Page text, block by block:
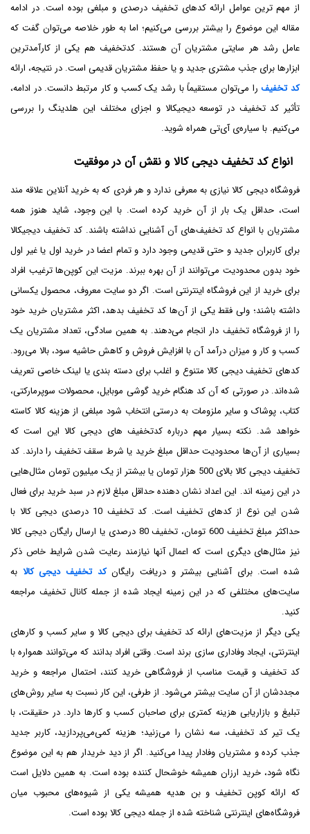
از مهم ترین عوامل ارائه کدهای تخفیف درصدی و مبلغی بوده است. در ادامه
مقاله این موضوع را بیشتر بررسی می‌کنیم؛ اما به طور خلاصه می‌توان گفت که
عامل رشد هر سایتی مشتریان آن هستند. کدتخفیف هم یکی از کارآمدترین
ابزارها برای جذب مشتری جدید و یا حفظ مشتریان قدیمی است. در نتیجه، ارائه
کد تخفیفرا می‌توان مستقیماً با رشد یک کسب و کار مرتبط دانست. در ادامه،
تأثیر کد تخفیف در توسعه دیجیکالا و اجزای مختلف این هلدینگ را بررسی
می‌کنیم. با سیاره‌ی آی‌تی همراه شوید.
انواع کد تخفیف دیجی کالا و نقش آن در موفقیت
فروشگاه دیجی کالا نیازی به معرفی ندارد و هر فردی که به خرید آنلاین علاقه مند
است، حداقل یک بار از آن خرید کرده است. با این وجود، شاید هنوز همه
مشتریان با انواع کد تخفیف‌های آن آشنایی نداشته باشند. کد تخفیف دیجیکالا
برای کاربران جدید و حتی قدیمی وجود دارد و تمام اعضا در خرید اول یا غیر اول
خود بدون محدودیت می‌توانند از آن بهره ببرند. مزیت این کوپن‌ها ترغیب افراد
برای خرید از این فروشگاه اینترنتی است. اگر دو سایت معروف، محصول یکسانی
داشته باشند؛ ولی فقط یکی از آن‌ها کد تخفیف بدهد، اکثر مشتریان خرید خود
را از فروشگاه تخفیف دار انجام می‌دهند. به همین سادگی، تعداد مشتریان یک
کسب و کار و میزان درآمد آن با افزایش فروش و کاهش حاشیه سود، بالا می‌رود.
کدهای تخفیف دیجی کالا متنوع و اغلب برای دسته بندی یا لینک خاصی تعریف
شده‌اند. در صورتی که آن کد هنگام خرید گوشی موبایل، محصولات سوپرمارکتی،
کتاب، پوشاک و سایر ملزومات به درستی انتخاب شود مبلغی از هزینه کالا کاسته
خواهد شد. نکته بسیار مهم درباره کدتخفیف های دیجی کالا این است که
بسیاری از آن‌ها محدودیت حداقل مبلغ خرید یا شرط سقف تخفیف را دارند. کد
تخفیف دیجی کالا بالای 500 هزار تومان یا بیشتر از یک میلیون تومان مثال‌هایی
در این زمینه اند. این اعداد نشان دهنده حداقل مبلغ لازم در سبد خرید برای فعال
شدن این نوع از کدهای تخفیف است. کد تخفیف 10 درصدی دیجی کالا با
حداکثر مبلغ تخفیف 600 تومان، تخفیف 80 درصدی یا ارسال رایگان دیجی کالا
نیز مثال‌های دیگری است که اعمال آنها نیازمند رعایت شدن شرایط خاص ذکر
شده است. برای آشنایی بیشتر و دریافت رایگانکد تخفیف دیجی کالا به
سایت‌های مختلفی که در این زمینه ایجاد شده از جمله کانال تخفیف مراجعه
کنید.
یکی دیگر از مزیت‌های ارائه کد تخفیف برای دیجی کالا و سایر کسب و کارهای
اینترنتی، ایجاد وفاداری سازی برند است. وقتی افراد بدانند که می‌توانند همواره با
کد تخفیف و قیمت مناسب از فروشگاهی خرید کنند، احتمال مراجعه و خرید
مجددشان از آن سایت بیشتر می‌شود. از طرفی، این کار نسبت به سایر روش‌های
تبلیغ و بازاریابی هزینه کمتری برای صاحبان کسب و کارها دارد. در حقیقت، با
یک تیر کد تخفیف، سه نشان را می‌زنید؛ هزینه کمی‌می‌پردازید، کاربر جدید
جذب کرده و مشتریان وفادار پیدا می‌کنید. اگر از دید خریدار هم به این موضوع
نگاه شود، خرید ارزان همیشه خوشحال کننده بوده است. به همین دلایل است
که ارائه کوپن تخفیف و بن هدیه همیشه یکی از شیوه‌های محبوب میان
فروشگاه‌های اینترنتی شناخته شده از جمله دیجی کالا بوده است.